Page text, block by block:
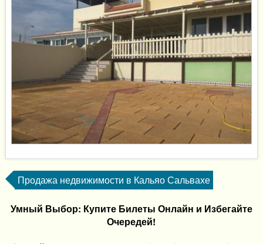
Продажа недвижимости в Кальяо Сальвахе
Умный Выбор: Купите Билеты Онлайн и Избегайте
Очередей!